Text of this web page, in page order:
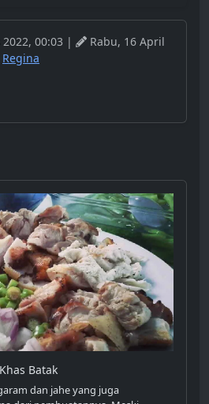
00:03 |
Rabu, 16 April
Regina
Batak
dan jahe yang juga